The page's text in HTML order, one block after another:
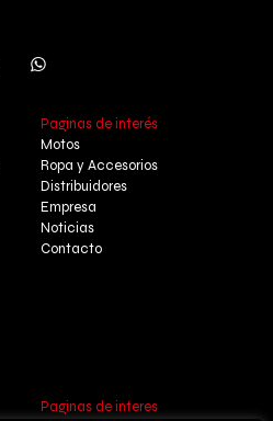
Paginas de interés
Motos
Ropa y Accesorios
Distribuidores
Empresa
Noticias
Contacto
Paginas de interes